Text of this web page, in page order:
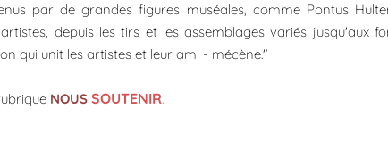
par de grandes figures muséales, comme Pontus
depuis les tirs et les assemblages variés jusqu'aux
qui unit les artistes et leur ami - mécène."
NOUS SOUTENIR.